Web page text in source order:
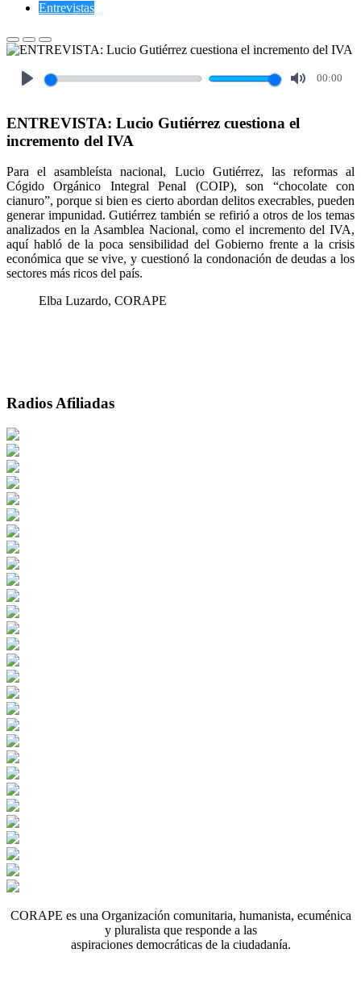
Entrevistas
00:00
ENTREVISTA: Lucio Gutiérrez cuestiona el
incremento del IVA
Para el asambleísta nacional, Lucio Gutiérrez, las reformas al
Cógido Orgánico Integral Penal (COIP), son “chocolate con
cianuro”, porque si bien es cierto abordan delitos execrables, pueden
generar impunidad. Gutiérrez también se refirió a otros de los temas
analizados en la Asamblea Nacional, como el incremento del IVA,
aquí habló de la poca sensibilidad del Gobierno frente a la crisis
económica que se vive, y cuestionó la condonación de deudas a los
sectores más ricos del país.
Elba Luzardo, CORAPE
Radios Afiliadas
CORAPE es una Organización comunitaria, humanista, ecuménica
y pluralista que responde a las
aspiraciones democráticas de la ciudadanía.